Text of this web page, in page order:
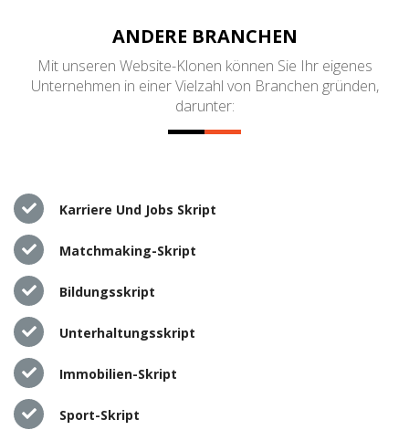
ANDERE BRANCHEN
Mit unseren Website-Klonen können Sie Ihr eigenes
Unternehmen in einer Vielzahl von Branchen gründen,
darunter:
Karriere Und Jobs Skript
Matchmaking-Skript
Bildungsskript
Unterhaltungsskript
Immobilien-Skript
Sport-Skript